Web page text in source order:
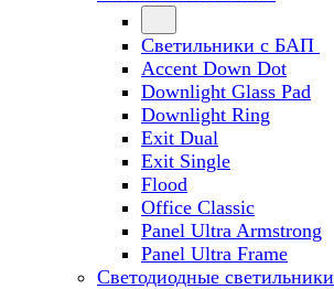
Светильники с БАП
Accent Down Dot
Downlight Glass Pad
Downlight Ring
Exit Dual
Exit Single
Flood
Office Classic
Panel Ultra Armstrong
Panel Ultra Frame
Светодиодные светильники